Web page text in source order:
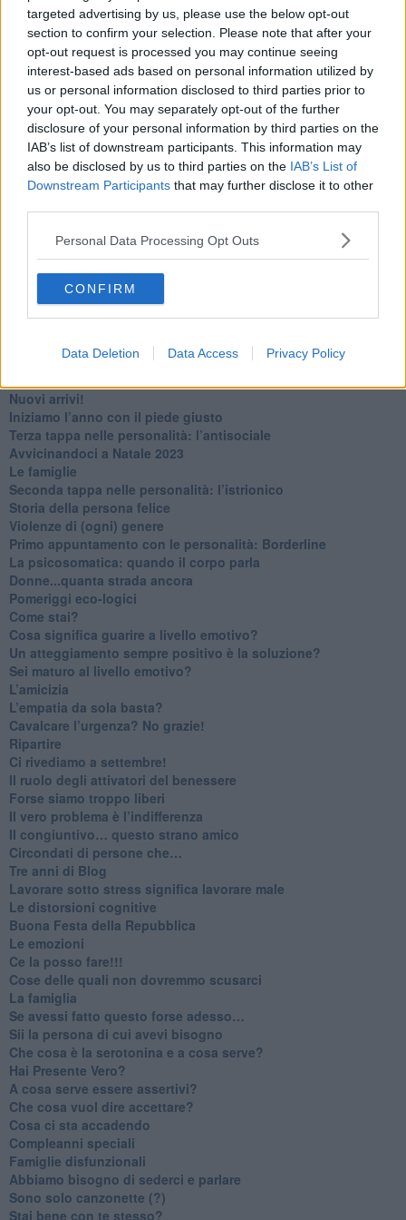
targeted advertising by us, please use the below opt-out
section to confirm your selection. Please note that after your
opt-out request is processed you may continue seeing
interest-based ads based on personal information utilized by
us or personal information disclosed to third parties prior to
your opt-out. You may separately opt-out of the further
disclosure of your personal information by third parties on the
IAB’s list of downstream participants. This information may
also be disclosed by us to third parties on the IAB’s List of
Downstream Participants that may further disclose it to other
Personal Data Processing Opt Outs
CONFIRM
Data Deletion Data Access Privacy Policy
​4 anni di Blog
Quando il silenzio è aggressivo
​Il passato, questo conosciuto!
​Clima ballerino e sbalzi d’umore
La maternità
​L’uomo o l’orso?
Non hanno un amico a teatro​
​Tutta una questione di rispetto
​Cose che ci esauriscono
​Vespa che passione!
​Lasciate ai vostri figli il diritto di piangere
​Parole d’amore regalate al vento
​Essere genitori di un adolescente
​Giornata del Fiocchetto Lilla
​Venerdì emozionalmente sostenibile
Ma ti ascolti?
Non dare niente per scontato
Che cos’è la dipendenza affettiva?
​Nuovi arrivi!
​Iniziamo l’anno con il piede giusto
​Terza tappa nelle personalità: l’antisociale
​Avvicinandoci a Natale 2023
Le famiglie
Seconda tappa nelle personalità: l’istrionico
​Storia della persona felice
Violenze di (ogni) genere
​Primo appuntamento con le personalità: Borderline
La psicosomatica: quando il corpo parla
Donne...quanta strada ancora
​Pomeriggi eco-logici
​Come stai?
Cosa significa guarire a livello emotivo?
​Un atteggiamento sempre positivo è la soluzione?
​Sei maturo al livello emotivo?
​L’amicizia
​L’empatia da sola basta?
​Cavalcare l’urgenza? No grazie!
Ripartire
​Ci rivediamo a settembre!
​Il ruolo degli attivatori del benessere
​Forse siamo troppo liberi
​Il vero problema è l’indifferenza
​Il congiuntivo… questo strano amico
​Circondati di persone che…
​Tre anni di Blog
​Lavorare sotto stress significa lavorare male
​Le distorsioni cognitive
​Buona Festa della Repubblica
Le emozioni
​Ce la posso fare!!!
​Cose delle quali non dovremmo scusarci
​La famiglia
​Se avessi fatto questo forse adesso…
​Sii la persona di cui avevi bisogno
Che cosa è la serotonina e a cosa serve?
​Hai Presente Vero?
A cosa serve essere assertivi?
​Che cosa vuol dire accettare?
​Cosa ci sta accadendo
​Compleanni speciali
​Famiglie disfunzionali
​Abbiamo bisogno di sederci e parlare
Sono solo canzonette (?)
​Stai bene con te stesso?